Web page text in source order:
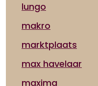
lungo
makro
marktplaats
max havelaar
maxima